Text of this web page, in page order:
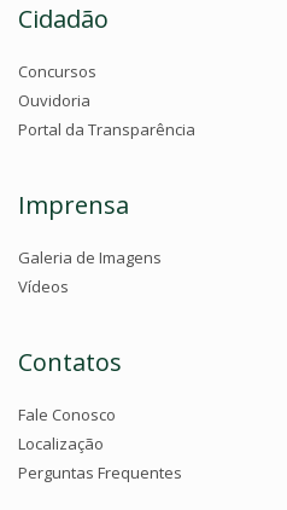
Cidadão
Concursos
Ouvidoria
Portal da Transparência
Imprensa
Galeria de Imagens
Vídeos
Contatos
Fale Conosco
Localização
Perguntas Frequentes